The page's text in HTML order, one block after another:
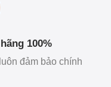
100%
đảm bảo chính